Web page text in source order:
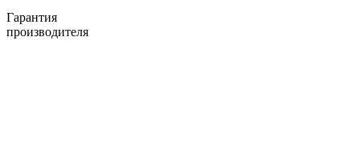
Гарантия
производителя